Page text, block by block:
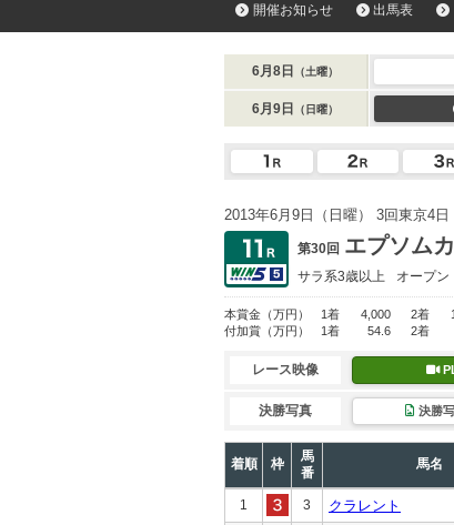
開催お知らせ 出馬表
6月8日 （土曜）
6月9日 （日曜）
2013年6月9日（日曜） 3回東京4日
第30回 エプソム
サラ系3歳以上 オープン
本賞金 （万円） 1着 4,000 2着
付加賞 （万円） 1着 54.6 2着
レース映像
決勝写真 決勝
着順 枠
馬
番
馬名
1 3 クラレント